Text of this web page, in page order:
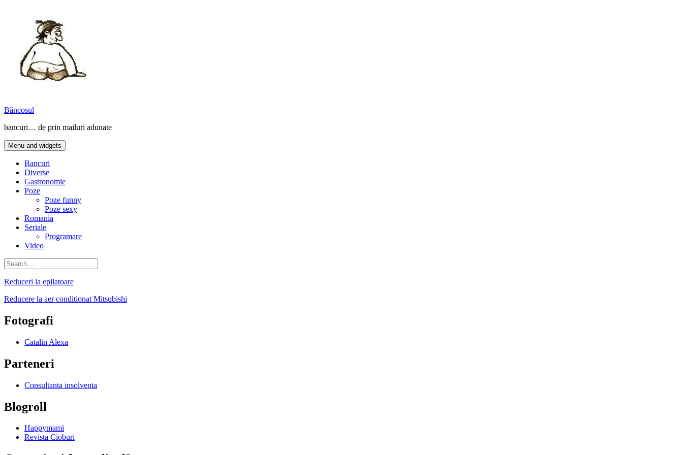
Băncosul
bancuri… de prin mailuri adunate
Menu and widgets
Bancuri
Diverse
Gastronomie
Poze
Poze funny
Poze sexy
Romania
Seriale
Programare
Video
Search
for:
Reduceri la epilatoare
Reducere la aer conditionat Mitsubishi
Fotografi
Catalin Alexa
Parteneri
Consultanta insolventa
Blogroll
Happymami
Revista Cioburi